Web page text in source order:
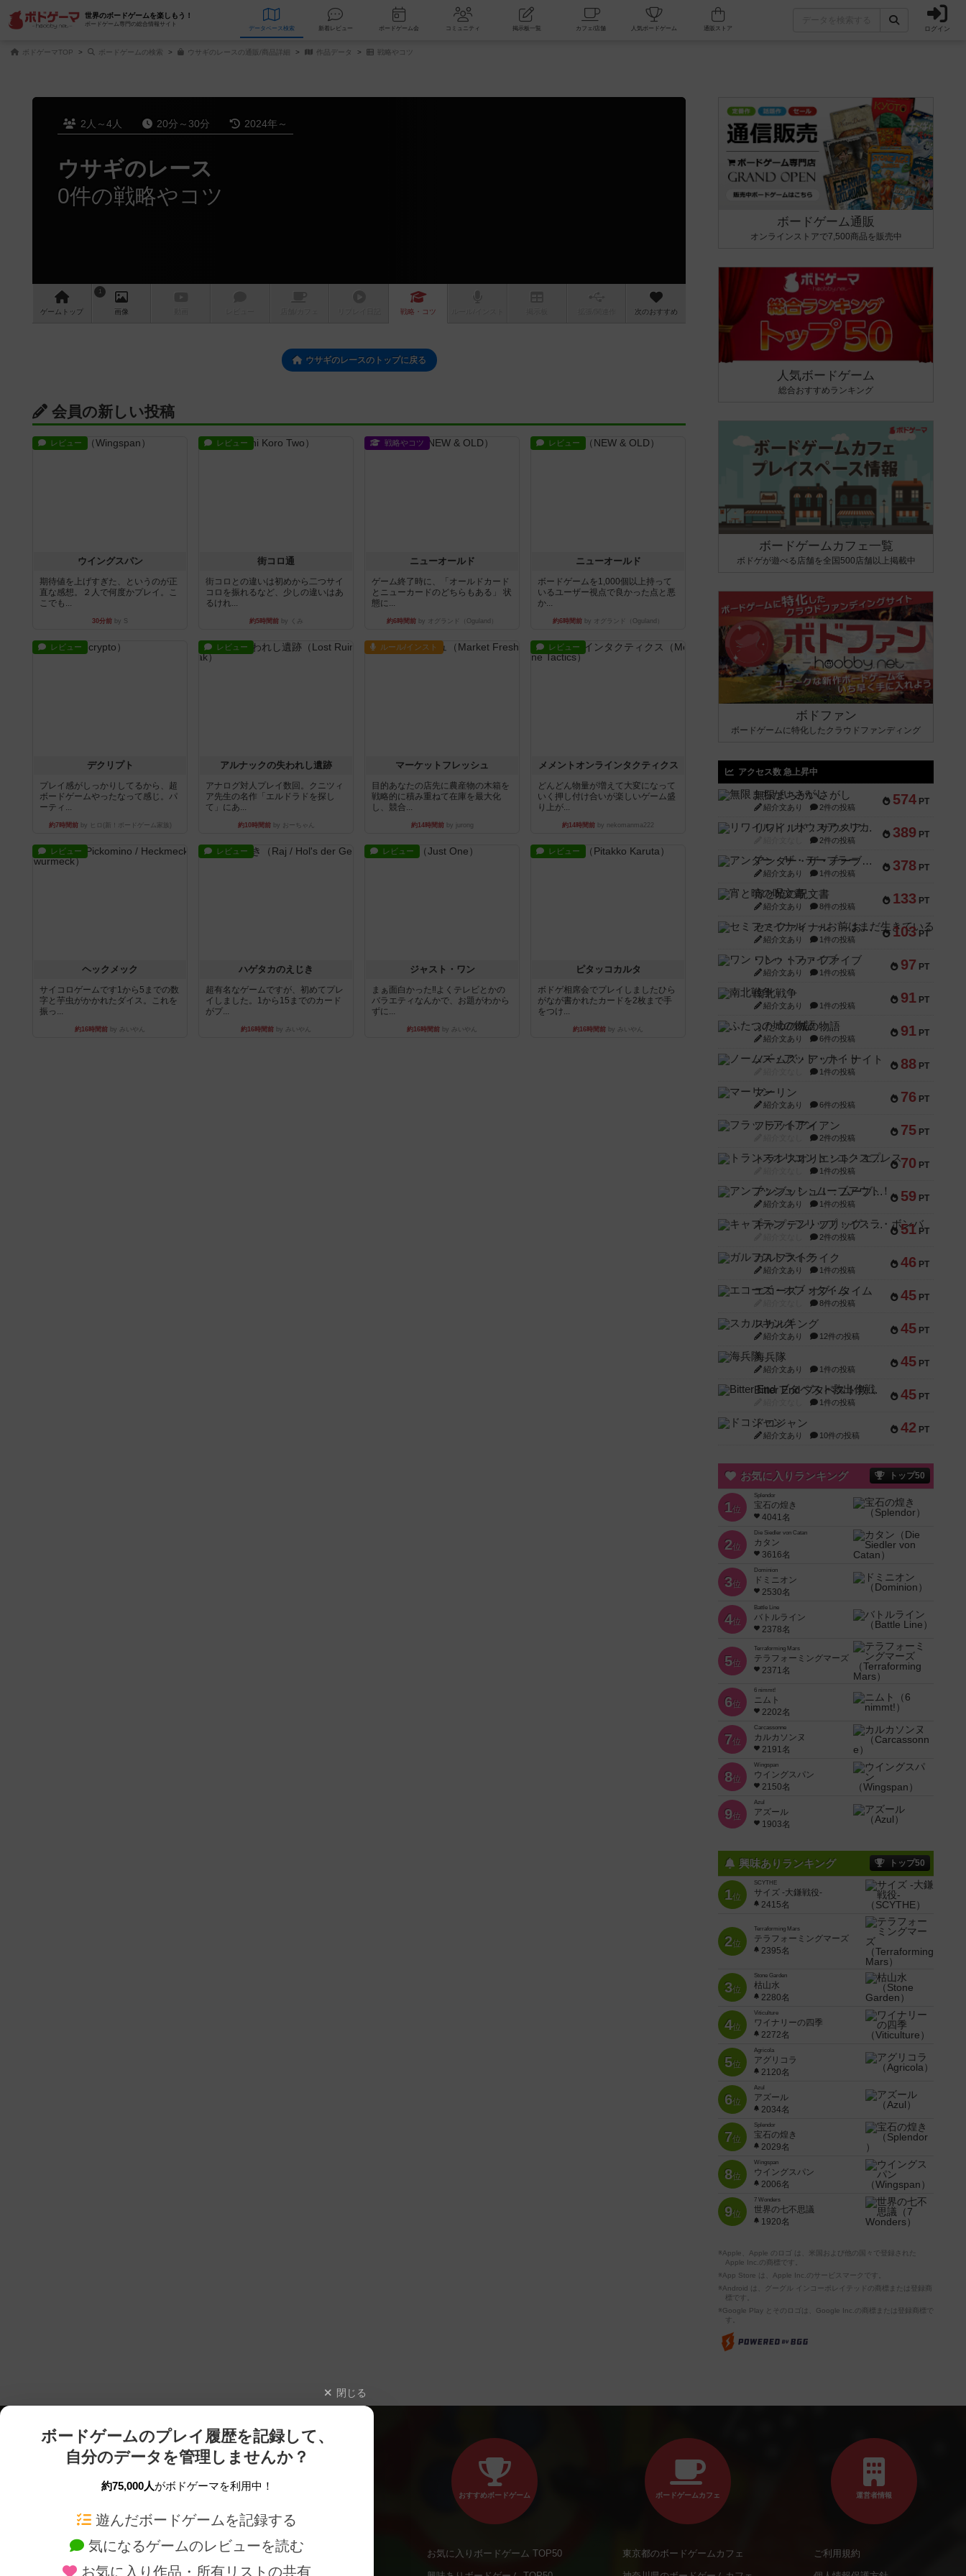
世界のボードゲームを楽しもう！
ボードゲーム専門の総合情報サイト
データベース 検索 新着レビュー ボードゲーム会 コミュニティ 掲示板一覧 カフェ/店舗 人気ボードゲーム ログイン
ボドゲーマTOP ボードゲームの検索 ウサギのレースの通販/商品詳細 作品データ 戦略やコツ
2人～4人 20分～30分 2024年～
ウサギのレース
0件の戦略やコツ
ゲーム トップ
1
画像 戦略 ・コツ 次のおすすめ
ウサギのレースのトップに戻る
会員の新しい投稿
レビュー
ウイングスパン
期待値を上げすぎた、というのが正
直な感想。２人で何度かプレイ。こ
こでも...
30分前 by S
レビュー
街コロ通
街コロとの違いは初めから二つサイ
コロを振れるなど、少しの違いはあ
るけれ...
約5時間前by くみ
戦略やコツ
ニューオールド
ゲーム終了時に、「オールドカード
とニューカードのどちらもある」 状
態に...
約6時間前 by オグランド（Oguland）
レビュー
ニューオールド
ボードゲームを1,000個以上持って
いるユーザー視点で良かった点と悪
か...
約6時間前 by オグランド（Oguland）
レビュー
デクリプト
プレイ感がしっかりしてるから、超
ボードゲームやったなって感じ。パ
ーティ...
約7時間前by ヒロ(新！ボードゲーム家族)
レビュー
アルナックの失われし遺跡
アナログ対人プレイ数回。クニツィ
ア先生の名作「エルドラドを探し
て」にあ...
約10時間前by おーちゃん
ルール/インスト
マーケットフレッシュ
目的あなたの店先に農産物の木箱を
戦略的に積み重ねて在庫を最大化
し、競合...
約14時間前by jurong
レビュー
メメントオンラインタクティクス
どんどん物量が増えて大変になって
いく押し付け合いが楽しいゲーム盛
り上が...
約14時間前 by nekomanma222
レビュー
ヘックメック
サイコロゲームです1から5までの数
字と芋虫がかかれたダイス。これを
振っ...
約16時間前 by みいやん
レビュー
ハゲタカのえじき
超有名なゲームですが、初めてプレ
イしました。1から15までのカード
がプ...
約16時間前 by みいやん
レビュー
ジャスト・ワン
まぁ面白かった‼️よくテレビとかの
バラエティなんかで、お題がわから
ずに...
約16時間前 by みいやん
レビュー
ピタッコカルタ
ボドゲ相席会でプレイしましたひら
がなが書かれたカードを2枚まで手
をつけ...
約16時間前 by みいやん
ボードゲーム通販
オンラインストアで7,500商品を販売中
人気ボードゲーム
総合おすすめランキング
ボードゲームカフェ一覧
ボドゲが遊べる店舗を全国500店舗以上掲載中
ボドファン
ボードゲームに特化したクラウドファンディング
アクセス数 急上昇中
574 PT
無限まちがいさがし
紹介文あり 2件の投稿
389 PT
リワイルド：サウスアメリカ
2件の投稿
378 PT
アンダー・ザ・テーブラー
紹介文あり 1件の投稿
133 PT
宵と暁の呪文書
紹介文あり 8件の投稿
103 PT
セミファイナル ～お前はまだ生きている～
紹介文あり 1件の投稿
97 PT
ワン・トゥ・ファイブ
紹介文あり 1件の投稿
91 PT
南北戦争
紹介文あり 1件の投稿
91 PT
ふたつの城の物語
紹介文あり 6件の投稿
88 PT
ノームズ・アット・ナイト
1件の投稿
76 PT
マーリン
紹介文あり 6件の投稿
75 PT
フラットアイアン
2件の投稿
70 PT
トランスオリエント・エクスプレス
1件の投稿
59 PT
アンブッシュ！：ムーブアウト！
紹介文あり 1件の投稿
51 PT
キャプテン・フリップ：イスラ・ボンバ
2件の投稿
46 PT
ガルフストライク
紹介文あり 1件の投稿
45 PT
エコーズ・オブ・タイム
8件の投稿
45 PT
スカルキング
紹介文あり 12件の投稿
45 PT
海兵隊
紹介文あり 1件の投稿
45 PT
Bitter End ブタペスト救出作戦
1件の投稿
42 PT
ドコジャン
紹介文あり 10件の投稿
お気に入りランキング トップ50
1位
Splendor
宝石の煌き
4041名
2位
Die Siedler von Catan
カタン
3616名
3位
Dominion
ドミニオン
2530名
4位
Battle Line
バトルライン
2378名
5位
Terraforming Mars
テラフォーミングマーズ
2371名
6位
6 nimmt!
ニムト
2202名
7位
Carcassonne
カルカソンヌ
2191名
8位
Wingspan
ウイングスパン
2150名
9位
Azul
アズール
1903名
興味ありランキング トップ50
1位
SCYTHE
サイズ -大鎌戦役-
2415名
2位
Terraforming Mars
テラフォーミングマーズ
2395名
3位
Stone Garden
枯山水
2280名
4位
Viticulture
ワイナリーの四季
2272名
5位
Agricola
アグリコラ
2120名
6位
Azul
アズール
2034名
7位
Splendor
宝石の煌き
2029名
8位
Wingspan
ウイングスパン
2006名
9位
7 Wonders
世界の七不思議
1920名
※Apple、Apple のロゴ は、米国および他の国々で登録された
Apple Inc.の商標です。
※App Store は、Apple Inc.のサービスマークです。
※Android は、グーグル インコーポレイテッドの商標または登録商
標です。
※Google Play とそのロゴは、Google Inc.の商標または登録商標で
す。
閉じる
ボードゲームのプレイ履歴を記録して、
自分のデータを管理しませんか？
約75,000人がボドゲーマを利用中！
遊んだボードゲームを記録する
気になるゲームのレビューを読む
お気に入り作品・所有リストの共有
ボードゲームを検索する 新作・再入荷情報
おすすめボードゲーム
お気に入りボードゲーム TOP50
ボードゲームカフェ
東京都のボードゲームカフェ
運営者情報
ご利用規約